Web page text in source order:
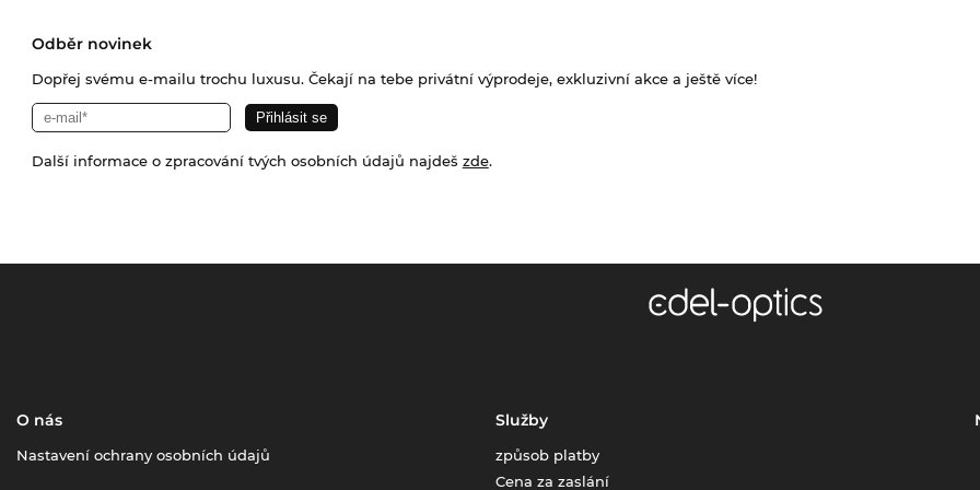
Odběr novinek
Dopřej svému e-mailu trochu luxusu. Čekají na tebe privátní výprodeje, exkluzivní akce a ještě více!
Další informace o zpracování tvých osobních údajů najdeš zde.
O nás
Nastavení ochrany osobních údajů
Služby
způsob platby
Cena za zaslání